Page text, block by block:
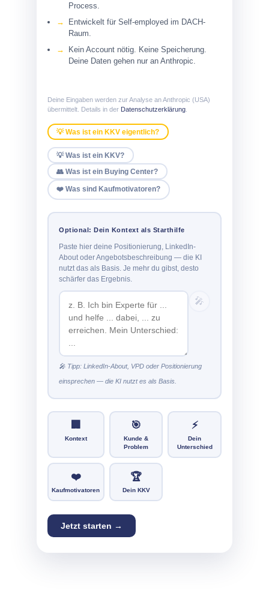
Process.
Entwickelt für Self-employed im DACH-
Raum.
Kein Account nötig. Keine Speicherung.
Deine Daten gehen nur an Anthropic.
Deine Eingaben werden zur Analyse an Anthropic (USA)
übermittelt. Details in der Datenschutzerklärung.
💡 Was ist ein KKV eigentlich?
💡 Was ist ein KKV?
👥 Was ist ein Buying Center?
❤️ Was sind Kaufmotivatoren?
Optional: Dein Kontext als Starthilfe
Paste hier deine Positionierung, LinkedIn-
About oder Angebotsbeschreibung — die KI
nutzt das als Basis. Je mehr du gibst, desto
schärfer das Ergebnis.
🎤
🎤 Tipp: LinkedIn-About, VPD oder Positionierung
einsprechen — die KI nutzt es als Basis.
🏢
Kontext
🎯
Kunde &
Problem
⚡
Dein
Unterschied
❤️
Kaufmotivatoren
🏆
Dein KKV
Jetzt starten →